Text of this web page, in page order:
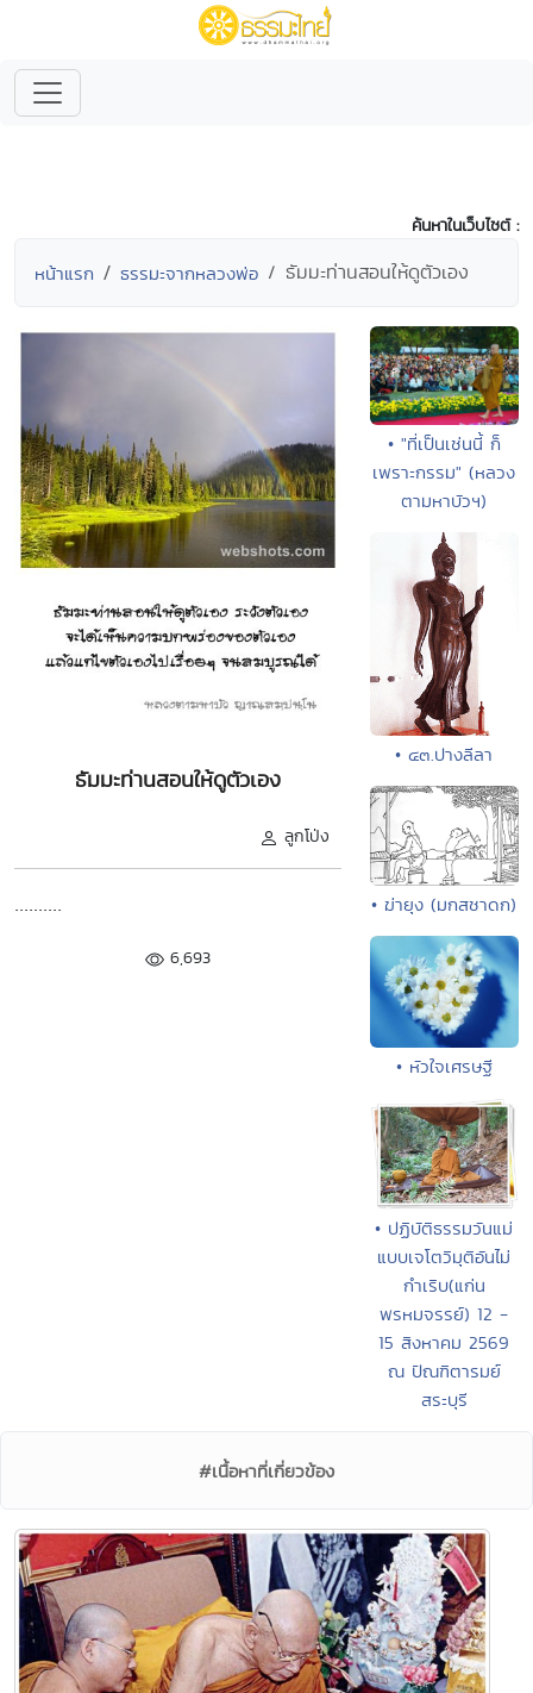
ค้นหาในเว็บไซต์ :
หน้าแรก ธรรมะจากหลวงพ่อ ธัมมะท่านสอนให้ดูตัวเอง
ธัมมะท่านสอนให้ดูตัวเอง
ลูกโป่ง
..........
6,693
• "ที่เป็นเช่นนี้ ก็
เพราะกรรม" (หลวง
ตามหาบัวฯ)
• ๔๓.ปางลีลา
• ฆ่ายุง (มกสชาดก)
• หัวใจเศรษฐี
• ปฏิบัติธรรมวันแม่
แบบเจโตวิมุติอันไม่
กำเริบ(แก่น
พรหมจรรย์) 12 -
15 สิงหาคม 2569
ณ ปัณฑิตารมย์
สระบุรี
#เนื้อหาที่เกี่ยวข้อง